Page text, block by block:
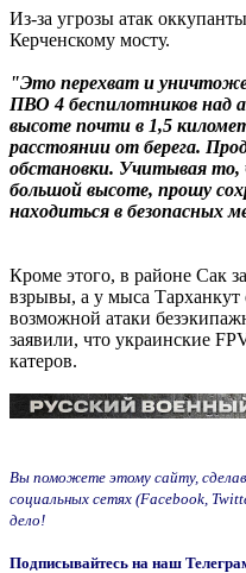
Из-за угрозы атак
Керченскому мосту.
"Это перехват и
ПВО 4 беспилотников над
высоте почти в 1,5
расстоянии от берега.
обстановки. Учитывая
большой высоте, прошу
находиться в безопасных
Кроме этого, в районе Сак
взрывы, а у мыса Тарханкут
возможной атаки
заявили, что украинские
катеров.
Вы поможете этому сайту, сделав
социальных сетях (Facebook,
дело!
Подписывайтесь на наш